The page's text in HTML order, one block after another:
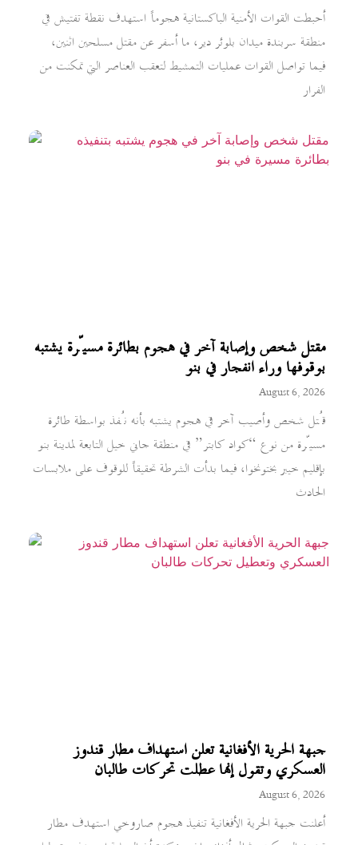
أحبطت القوات الأمنية الباكستانية هجوماً استهدف نقطة تفتيش في
منطقة سربندة ميدان بلوئر دير، ما أسفر عن مقتل مسلحين اثنين،
فيما تواصل القوات عمليات التمشيط لتعقب العناصر التي تمكنت من
الفرار
مقتل شخص وإصابة آخر في هجوم بطائرة مسيّرة يشتبه
بوقوفها وراء انفجار في بنو
August 6, 2026
قُتل شخص وأصيب آخر في هجوم يشتبه بأنه نُفذ بواسطة طائرة
مسيّرة من نوع “كواد كابتر” في منطقة جاني خيل التابعة لمدينة بنو
بإقليم خيبر بختونخوا، فيما بدأت الشرطة تحقيقاً للوقوف على ملابسات
الحادث
جبهة الحرية الأفغانية تعلن استهداف مطار قندوز
العسكري وتقول إنها عطلت تحركات طالبان
August 6, 2026
أعلنت جبهة الحرية الأفغانية تنفيذ هجوم صاروخي استهدف مطار